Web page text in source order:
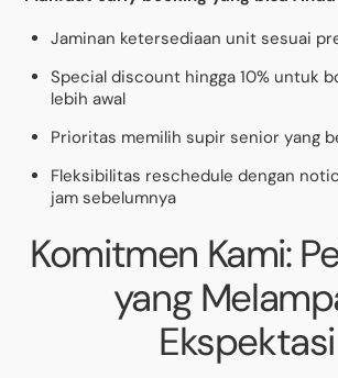
Jaminan ketersediaan unit sesuai
Special discount hingga 10% untuk
lebih awal
Prioritas memilih supir senior yang
Fleksibilitas reschedule dengan
jam sebelumnya
Komitmen Kami:
yang
Ekspektasi